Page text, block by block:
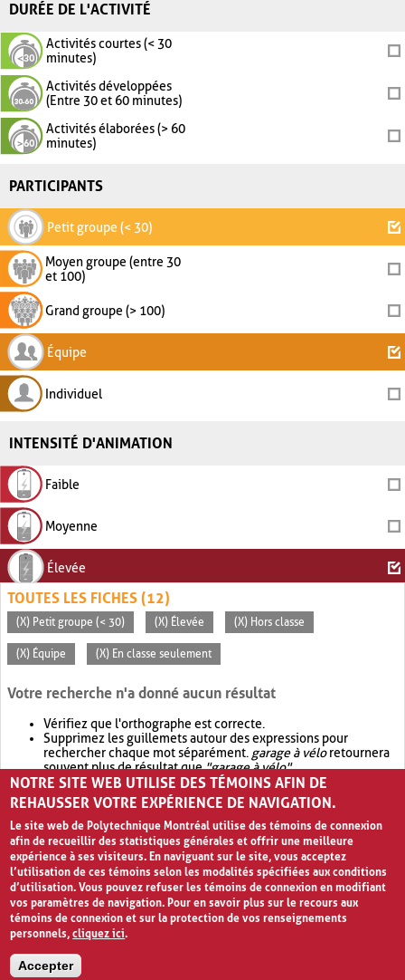
DURÉE DE L'ACTIVITÉ
Activités courtes (< 30
minutes)
Activités développées
(Entre 30 et 60 minutes)
Activités élaborées (> 60
minutes)
PARTICIPANTS
Petit groupe (< 30)
Moyen groupe (entre 30
et 100)
Grand groupe (> 100)
Équipe
Individuel
INTENSITÉ D'ANIMATION
Faible
Moyenne
Élevée
TOUTES LES FICHES (12)
(X) Petit groupe (< 30) (X) Élevée (X) Hors classe
(X) Équipe (X) En classe seulement
Votre recherche n'a donné aucun résultat
Vérifiez que l'orthographe est correcte.
Supprimez les guillemets autour des expressions pour
rechercher chaque mot séparément. garage à véloretournera
souvent plus de résultat que"garage à vélo".
Envisagez d'élargir votre recherche avec OR.garage OR vélo
retournera souvent plus de résultat quegarage à vélo
NOTRE SITE WEB UTILISE DES TÉMOINS AFIN DE
REHAUSSER VOTRE EXPÉRIENCE DE NAVIGATION.
Le site web de Polytechnique Montréal utilise des témoins de connexion
afin de recueillir des statistiques générales et offrir une meilleure
expérience à ses visiteurs. En naviguant sur le site, vous acceptez
l’utilisation de ces témoins selon les modalités spécifiées aux conditions
d’utilisation. Vous pouvez refuser les témoins de connexion en modifiant
vos paramètres de navigation. Pour en savoir plus sur le recours aux
témoins de connexion et sur la protection de vos renseignements
personnels,cliquez ici.
Accepter